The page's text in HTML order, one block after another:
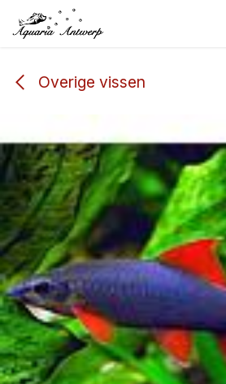
Overslaan naar inhoud
Overige vissen